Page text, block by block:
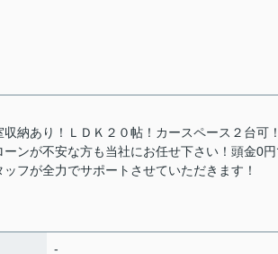
納あり！ＬＤＫ２０帖！カースペース２台可
ンが不安な方も当社にお任せ下さい！頭金0
フが全力でサポートさせていただきます！
-